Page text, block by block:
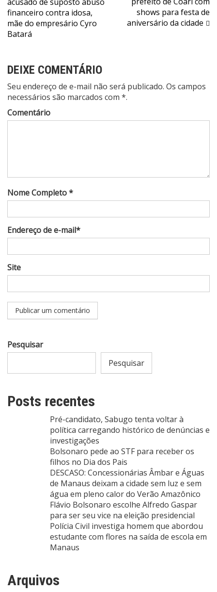
Post
financeiro contra idosa,
mãe do empresário Cyro
Batará
shows para festa de
aniversário da cidade
DEIXE COMENTÁRIO
Seu endereço de e-mail não será publicado. Os campos
necessários são marcados com *.
Comentário
Nome Completo *
Endereço de e-mail*
Site
Pesquisar
Pesquisar
Posts recentes
Pré-candidato, Sabugo tenta voltar à
política carregando histórico de denúncias e
investigações
Bolsonaro pede ao STF para receber os
filhos no Dia dos Pais
DESCASO: Concessionárias Âmbar e Águas
de Manaus deixam a cidade sem luz e sem
água em pleno calor do Verão Amazônico
Flávio Bolsonaro escolhe Alfredo Gaspar
para ser seu vice na eleição presidencial
Polícia Civil investiga homem que abordou
estudante com flores na saída de escola em
Manaus
Arquivos